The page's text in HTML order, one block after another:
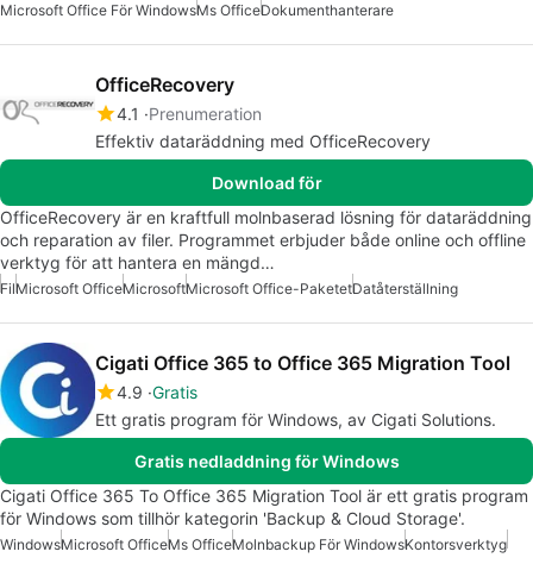
Microsoft Office För WindowsMs OfficeDokumenthanterare
OfficeRecovery
4.1
Prenumeration
Effektiv dataräddning med OfficeRecovery
Download för
OfficeRecovery är en kraftfull molnbaserad lösning för dataräddning
och reparation av filer. Programmet erbjuder både online och offline
verktyg för att hantera en mängd…
FilMicrosoft OfficeMicrosoftMicrosoft Office-PaketetDatåterställning
Cigati Office 365 to Office 365 Migration Tool
4.9 Gratis
Ett gratis program för Windows, av Cigati Solutions.
Gratis nedladdning för Windows
Cigati Office 365 To Office 365 Migration Tool är ett gratis program
för Windows som tillhör kategorin 'Backup & Cloud Storage'.
WindowsMicrosoft OfficeMs OfficeMolnbackup För WindowsKontorsverktyg